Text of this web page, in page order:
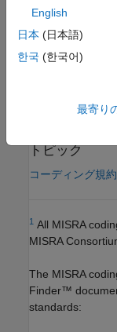
PQL 名:
バージョン
R2024a で導入
MISRA C:2023
トピック
コーディング規
1 All MISRA
MISRA
The MISRA
Finder™
standards:
English
日本 (日本語)
한국 (한국어)
最寄り